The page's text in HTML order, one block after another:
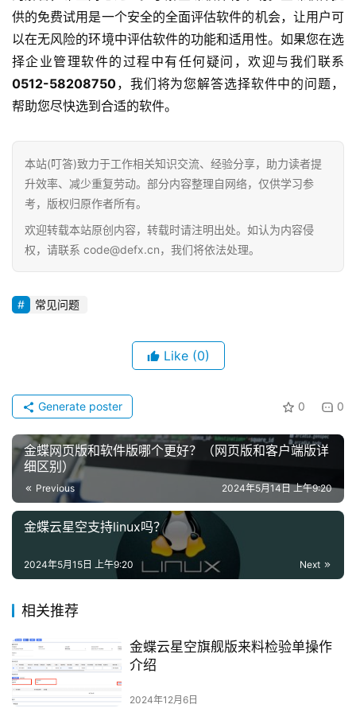
首
分
类
问
答
Sign in
供的免费试用是一个安全的全面评估软件的机会，让用户可
以在无风险的环境中评估软件的功能和适用性。如果您在选
择企业管理软件的过程中有任何疑问，欢迎与我们联系
0512-58208750，我们将为您解答选择软件中的问题，
帮助您尽快选到合适的软件。
本站(叮答)致力于工作相关知识交流、经验分享，助力读者提
升效率、减少重复劳动。部分内容整理自网络，仅供学习参
考，版权归原作者所有。
欢迎转载本站原创内容，转载时请注明出处。如认为内容侵
权，请联系 code@defx.cn，我们将依法处理。
常见问题
Like (0)
0 0
Generate poster
金蝶网页版和软件版哪个更好？（网页版和客户端版详
细区别）
Previous 2024年5月14日 上午9:20
金蝶云星空支持linux吗？
Next
2024年5月15日 上午9:20
相关推荐
金蝶云星空旗舰版来料检验单操作
介绍
2024年12月6日